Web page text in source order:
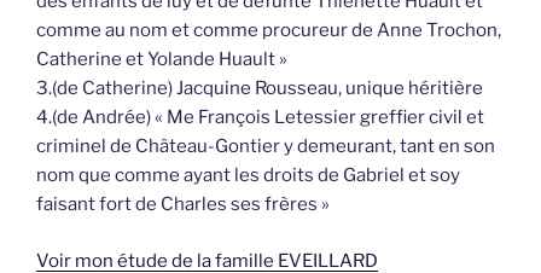
comme au nom et comme procureur de Anne Trochon,
Catherine et Yolande Huault »
3.(de Catherine) Jacquine Rousseau, unique héritière
4.(de Andrée) « Me François Letessier greffier civil et
criminel de Château-Gontier y demeurant, tant en son
nom que comme ayant les droits de Gabriel et soy
faisant fort de Charles ses frères »
Voir mon étude de la famille EVEILLARD